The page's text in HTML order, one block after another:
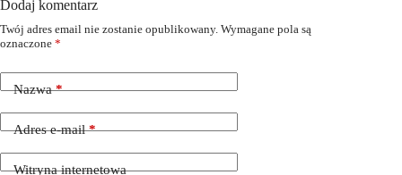
Dodaj komentarz
Twój adres email nie zostanie opublikowany. Wymagane pola są
oznaczone *
Nazwa*
Adres e-mail*
Witryna internetowa